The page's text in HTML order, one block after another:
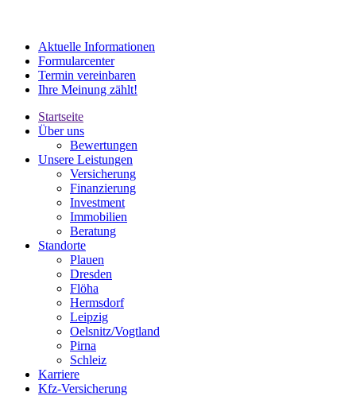
Aktuelle Informationen
Formularcenter
Termin vereinbaren
Ihre Meinung zählt!
Startseite
Über uns
Bewertungen
Unsere Leistungen
Versicherung
Finanzierung
Investment
Immobilien
Beratung
Standorte
Plauen
Dresden
Flöha
Hermsdorf
Leipzig
Oelsnitz/Vogtland
Pirna
Schleiz
Karriere
Kfz-Versicherung